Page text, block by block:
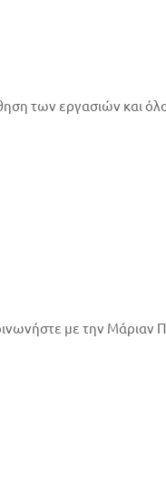
των εργασιών και
με την Μάριαν